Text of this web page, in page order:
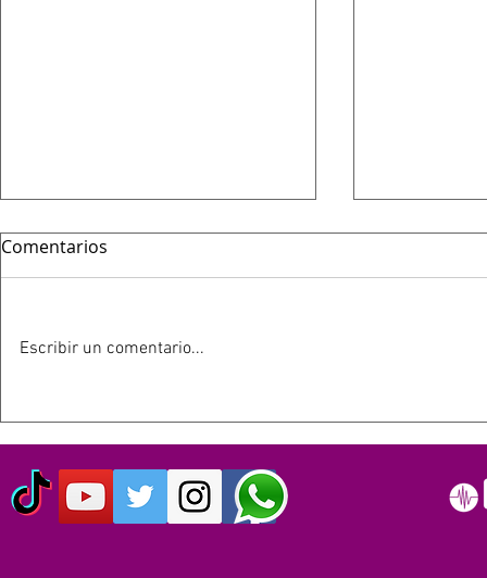
CUMPLEN 40 AÑOS DEL LIVE
AID: EL EVENTO QUE
ORIGINO EL DÍA MUNDIAL
DEL ROCK
SIMPSON
Comentarios
Escribir un comentario...